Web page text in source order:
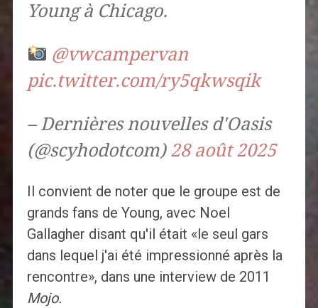
Young à Chicago.
@vwcampervan
pic.twitter.com/ry5qkwsqik
– Dernières nouvelles d'Oasis
(@scyhodotcom) 28 août 2025
Il convient de noter que le groupe est de
grands fans de Young, avec Noel
Gallagher disant qu'il était «le seul gars
dans lequel j'ai été impressionné après la
rencontre», dans une interview de 2011
Mojo.